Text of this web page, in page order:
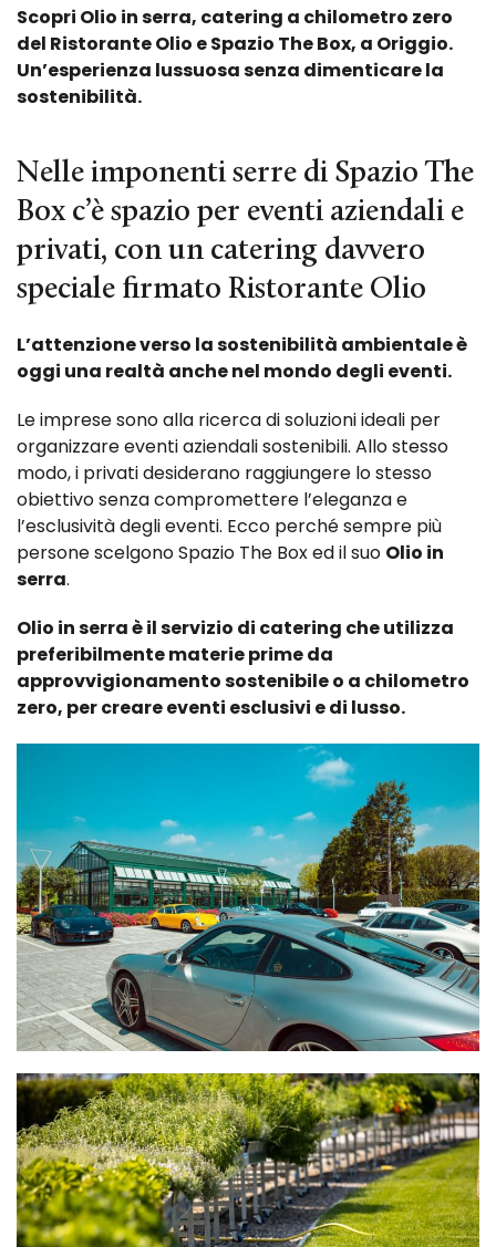
Scopri Olio in serra, catering a chilometro zero
del Ristorante Olio e Spazio The Box, a Origgio.
Un’esperienza lussuosa senza dimenticare la
sostenibilità.
Nelle imponenti serre di Spazio The
Box c’è spazio per eventi aziendali e
privati, con un catering davvero
speciale firmato Ristorante Olio
L’attenzione verso la sostenibilità ambientale è
oggi una realtà anche nel mondo degli eventi.
Le imprese sono alla ricerca di soluzioni ideali per
organizzare eventi aziendali sostenibili. Allo stesso
modo, i privati desiderano raggiungere lo stesso
obiettivo senza compromettere l’eleganza e
l’esclusività degli eventi. Ecco perché sempre più
persone scelgono Spazio The Box ed il suo Olio in
serra.
Olio in serra è il servizio di catering che utilizza
preferibilmente materie prime da
approvvigionamento sostenibile o a chilometro
zero, per creare eventi esclusivi e di lusso.